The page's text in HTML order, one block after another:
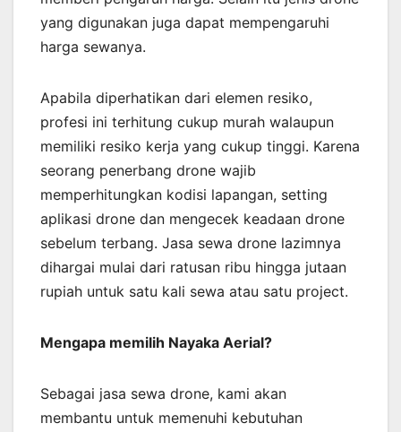
yang digunakan juga dapat mempengaruhi
harga sewanya.
Apabila diperhatikan dari elemen resiko,
profesi ini terhitung cukup murah walaupun
memiliki resiko kerja yang cukup tinggi. Karena
seorang penerbang drone wajib
memperhitungkan kodisi lapangan, setting
aplikasi drone dan mengecek keadaan drone
sebelum terbang. Jasa sewa drone lazimnya
dihargai mulai dari ratusan ribu hingga jutaan
rupiah untuk satu kali sewa atau satu project.
Mengapa memilih Nayaka Aerial?
Sebagai jasa sewa drone, kami akan
membantu untuk memenuhi kebutuhan